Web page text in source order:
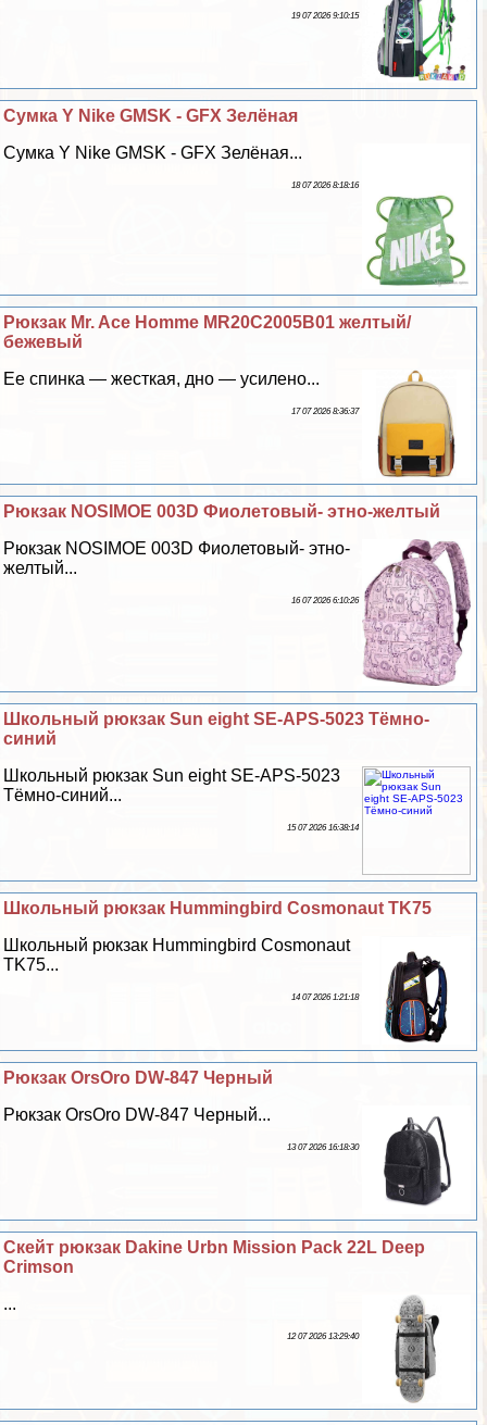
19 07 2026 9:10:15
Сумка Y Nike GMSK - GFX Зелёная
Сумка Y Nike GMSK - GFX Зелёная...
18 07 2026 8:18:16
Рюкзак Mr. Ace Homme MR20C2005B01 желтый/
бежевый
Ее спинка — жесткая, дно — усилено...
17 07 2026 8:36:37
Рюкзак NOSIMOE 003D Фиолетовый- этно-желтый
Рюкзак NOSIMOE 003D Фиолетовый- этно-
желтый...
16 07 2026 6:10:26
Школьный рюкзак Sun eight SE-APS-5023 Тёмно-
синий
Школьный рюкзак Sun eight SE-APS-5023
Тёмно-синий...
15 07 2026 16:38:14
Школьный рюкзак Hummingbird Cosmonaut TK75
Школьный рюкзак Hummingbird Cosmonaut
TK75...
14 07 2026 1:21:18
Рюкзак OrsOro DW-847 Черный
Рюкзак OrsOro DW-847 Черный...
13 07 2026 16:18:30
Скейт рюкзак Dakine Urbn Mission Pack 22L Deep
Crimson
...
12 07 2026 13:29:40